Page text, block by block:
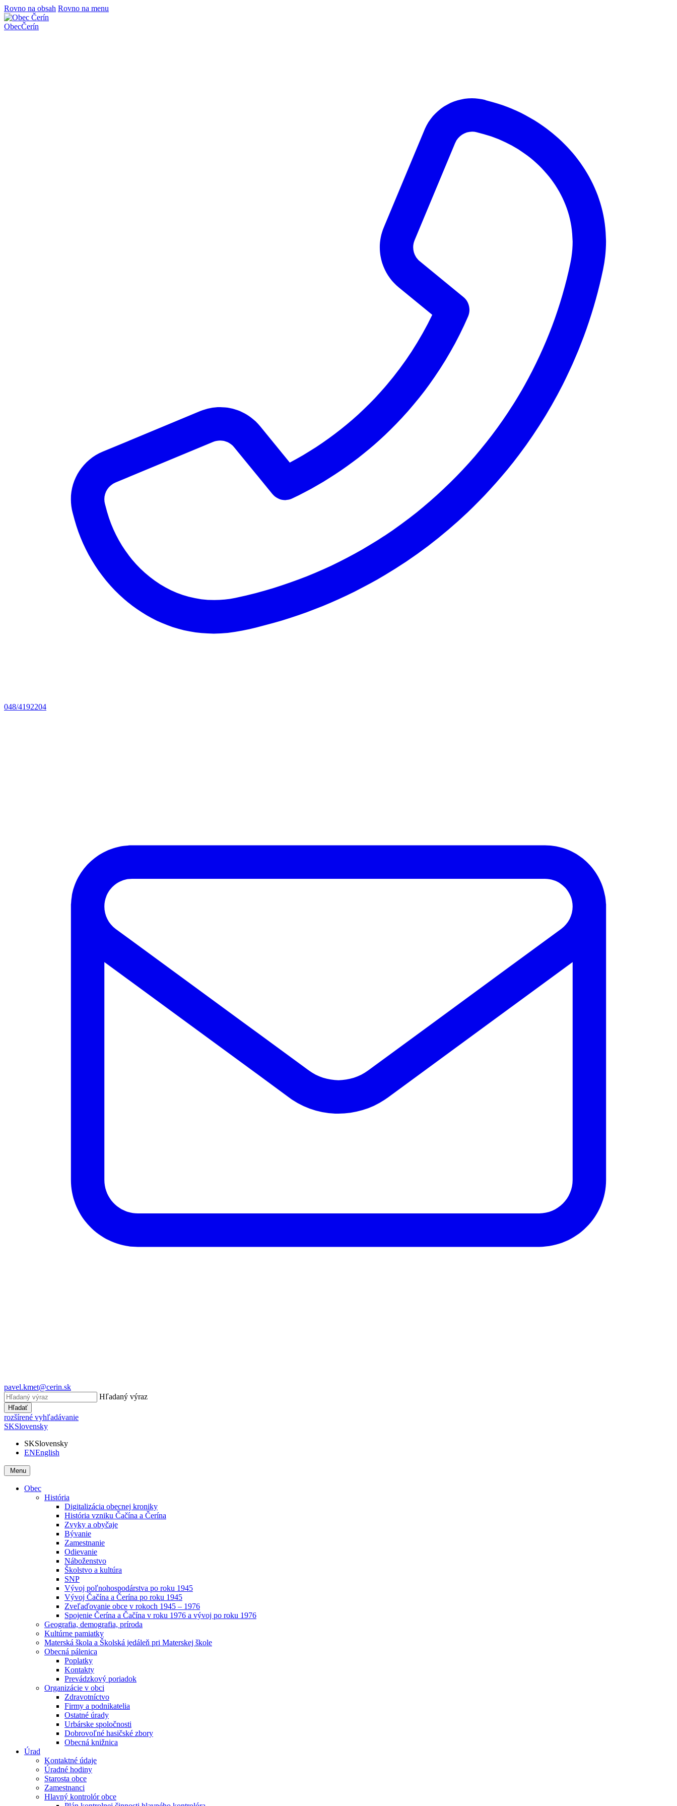
Rovno na obsah Rovno na menu
ObecČerín
048/4192204
pavel.kmet@cerin.sk
Hľadaný výraz
Hľadať
rozšírené vyhľadávanie
SKSlovensky
SKSlovensky
ENEnglish
Menu
Obec
História
Digitalizácia obecnej kroniky
História vzniku Čačína a Čerína
Zvyky a obyčaje
Bývanie
Zamestnanie
Odievanie
Náboženstvo
Školstvo a kultúra
SNP
Vývoj poľnohospodárstva po roku 1945
Vývoj Čačína a Čerína po roku 1945
Zveľaďovanie obce v rokoch 1945 – 1976
Spojenie Čerína a Čačína v roku 1976 a vývoj po roku 1976
Geografia, demografia, príroda
Kultúrne pamiatky
Materská škola a Školská jedáleň pri Materskej škole
Obecná pálenica
Poplatky
Kontakty
Prevádzkový poriadok
Organizácie v obci
Zdravotníctvo
Firmy a podnikatelia
Ostatné úrady
Urbárske spoločnosti
Dobrovoľné hasičské zbory
Obecná knižnica
Úrad
Kontaktné údaje
Úradné hodiny
Starosta obce
Zamestnanci
Hlavný kontrolór obce